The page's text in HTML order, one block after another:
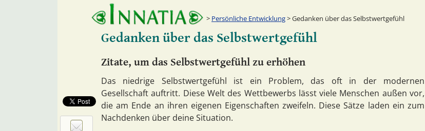
Persönliche Entwicklung> Gedanken über das Selbstwertgefühl
Gedanken über das Selbstwertgefühl
Zitate, um das Selbstwertgefühl zu erhöhen
Das niedrige Selbstwertgefühl ist ein Problem, das oft in der modernen
Gesellschaft auftritt. Diese Welt des Wettbewerbs lässt viele Menschen außen vor,
die am Ende an ihren eigenen Eigenschaften zweifeln. Diese Sätze laden ein zum
Nachdenken über deine Situation.